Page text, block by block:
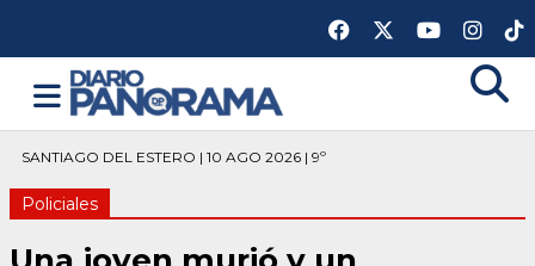
SANTIAGO DEL ESTERO | 10 AGO 2026 | 9º
Policiales